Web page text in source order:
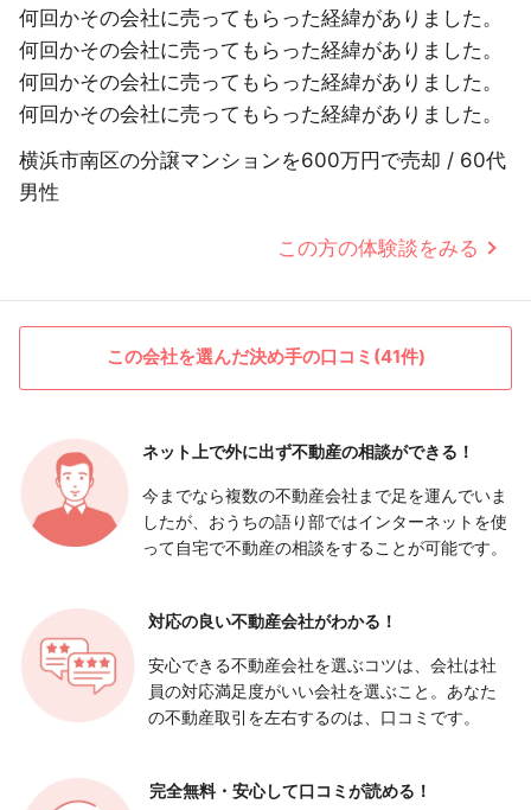
何回かその会社に売ってもらった経緯がありました。
何回かその会社に売ってもらった経緯がありました。
何回かその会社に売ってもらった経緯がありました。
何回かその会社に売ってもらった経緯がありました。
横浜市南区の分譲マンションを600万円で売却 / 60代
男性
この方の体験談をみる
この会社を選んだ決め手の口コミ(41件)
ネット上で外に出ず不動産の相談ができる！
今までなら複数の不動産会社まで足を運んでいま
したが、おうちの語り部ではインターネットを使
って自宅で不動産の相談をすることが可能です。
対応の良い不動産会社がわかる！
安心できる不動産会社を選ぶコツは、会社は社
員の対応満足度がいい会社を選ぶこと。あなた
の不動産取引を左右するのは、口コミです。
完全無料・安心して口コミが読める！